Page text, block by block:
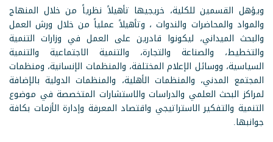
ويؤهل القسمين للكلية، خريجيها تأهيلاً نظرياً من خلال المنهاج
والمواد والمحاضرات والندوات ، وتأهيلاً عملياً من خلال ورش العمل
والبحث الميداني، ليكونوا قادرين على العمل في وزارات التنمية
والتخطيط، والصناعة والتجارة، والتنمية الاجتماعية والتنمية
السياسية، ووسائل الإعلام المختلفة، والمنظمات الإنسانية، ومنظمات
المجتمع المدني، والمنظمات الأهلية، والمنظمات الدولية بالإضافة
لمراكز البحث العلمي والدراسات والاستشارات المتخصصة في موضوع
التنمية والتفكير الاستراتيجي واقتصاد المعرفة وإدارة الأزمات بكافة
جوانبها.